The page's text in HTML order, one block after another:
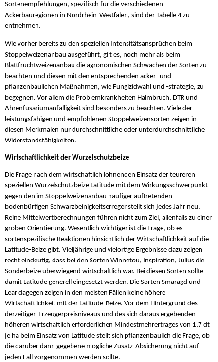
Sortenempfehlungen, spezifisch für die verschiedenen
Ackerbauregionen in Nordrhein-Westfalen, sind der Tabelle 4 zu
entnehmen.
Wie vorher bereits zu den speziellen Intensitätsansprüchen beim
Stoppelweizenanbau ausgeführt, gilt es, noch mehr als beim
Blattfruchtweizenanbau die agronomischen Schwächen der Sorten zu
beachten und diesen mit den entsprechenden acker- und
pflanzenbaulichen Maßnahmen, wie Fungizidwahl und -strategie, zu
begegnen. Vor allem die Problemkrankheiten Halmbruch, DTR und
Ährenfusariumanfälligkeit sind besonders zu beachten. Viele der
leistungsfähigen und empfohlenen Stoppelweizensorten zeigen in
diesen Merkmalen nur durchschnittliche oder unterdurchschnittliche
Widerstandsfähigkeiten.
Wirtschaftlichkeit der Wurzelschutzbeize
Die Frage nach dem wirtschaftlich lohnenden Einsatz der teureren
speziellen Wurzelschutzbeize Latitude mit dem Wirkungsschwerpunkt
gegen den im Stoppelweizenanbau häufiger auftretenden
bodenbürtigen Schwarzbeinigkeitserreger stellt sich jedes Jahr neu.
Reine Mittelwertberechnungen führen nicht zum Ziel, allenfalls zu einer
groben Orientierung. Wesentlich wichtiger ist die Frage, ob es
sortenspezifische Reaktionen hinsichtlich der Wirtschaftlichkeit auf die
Latitude-Beize gibt. Vieljährige und vielortige Ergebnisse dazu zeigen
recht eindeutig, dass bei den Sorten Winnetou, Inspiration, Julius die
Sonderbeize überwiegend wirtschaftlich war. Bei diesen Sorten sollte
damit Latitude generell eingesetzt werden. Die Sorten Smaragd und
Lear dagegen zeigen in den meisten Fällen keine höhere
Wirtschaftlichkeit mit der Latitude-Beize. Vor dem Hintergrund des
derzeitigen Erzeugerpreisniveaus und des sich daraus ergebenden
höheren wirtschaftlich erforderlichen Mindestmehrertrages von 1,7 dt
je ha beim Einsatz von Latitude stellt sich pflanzenbaulich die Frage, ob
die darüber dann gegebene mögliche Zusatz-Absicherung nicht auf
jeden Fall vorgenommen werden sollte.